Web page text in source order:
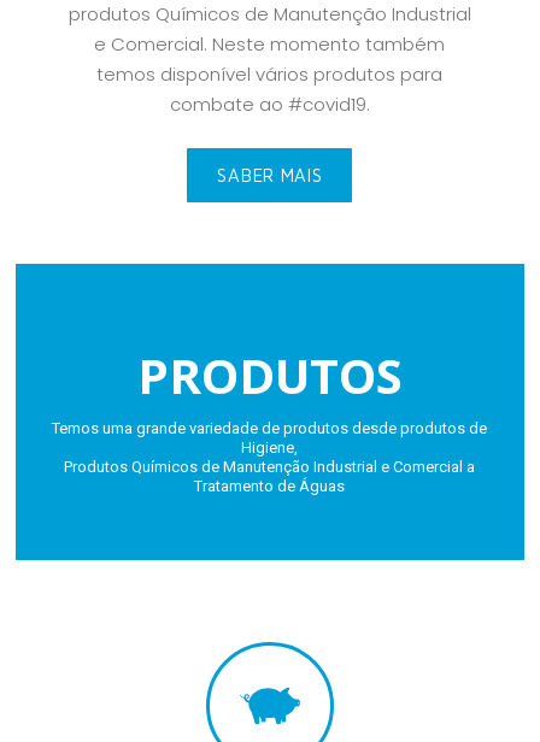
produtos Químicos de Manutenção Industrial
e Comercial. Neste momento também
temos disponível vários produtos para
combate ao #covid19.
SABER MAIS
PRODUTOS
Temos uma grande variedade de produtos desde produtos de
Higiene,
Produtos Químicos de Manutenção Industrial e Comercial a
Tratamento de Águas